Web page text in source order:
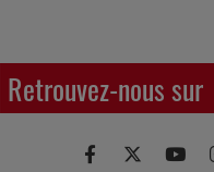
Retrouvez-nous sur